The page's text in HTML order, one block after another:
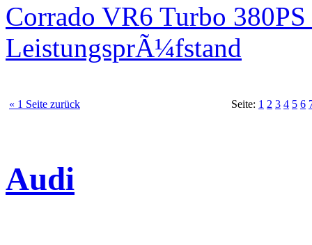
Corrado VR6 Turbo
LeistungsprÃ¼fstand
« 1 Seite zurück Seite: 1 2 3 4 5 6
Audi